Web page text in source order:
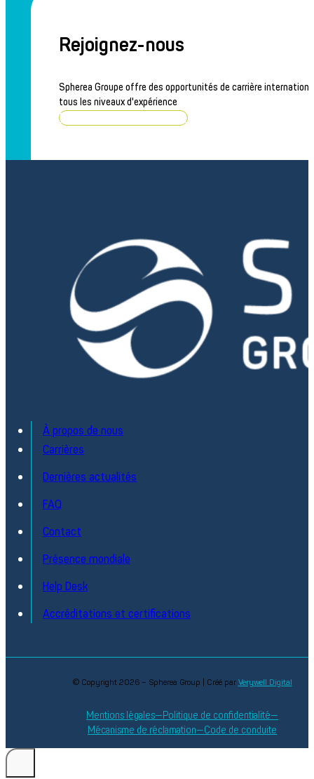
Rejoignez-nous
Spherea Groupe offre des opportunités de carrière
tous les niveaux d'expérience
Parcourir les offres d'emploi
À propos de nous
Carrières
Dernières actualités
FAQ
Contact
Présence mondiale
Help Desk
Accréditations et certifications
© Copyright 2026 – Spherea Group | Créé par Verywell Digital
Mentions légales
Politique de confidentialité
Mécanisme de réclamation
Code de conduite